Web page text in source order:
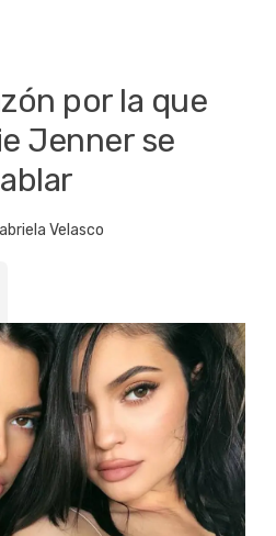
por la que
Jenner se
Velasco